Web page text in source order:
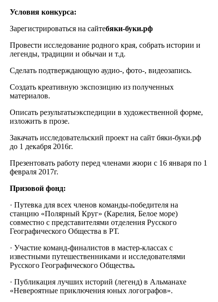
Условия конкурса:
Зарегистрироваться на сайтебяки-буки.рф
Провести исследование родного края, собрать истории и
легенды, традиции и обычаи и т.д.
Сделать подтверждающую аудио-, фото-, видеозапись.
Создать креативную экспозицию из полученных
материалов.
Описать результатыэкспедиции в художественной форме,
изложить в прозе.
Закачать исследовательский проект на сайт бяки-буки.рф
до 1 декабря 2016г.
Презентовать работу перед членами жюри с 16 января по 1
февраля 2017г.
Призовой фонд:
· Путевка для всех членов команды-победителя на
станцию «Полярный Круг» (Карелия, Белое море)
совместно с представителями отделения Русского
Географического Общества в РТ.
· Участие команд-финалистов в мастер-классах с
известными путешественниками и исследователями
Русского Географического Общества.
· Публикация лучших историй (легенд) в Альманахе
«Невероятные приключения юных логографов».